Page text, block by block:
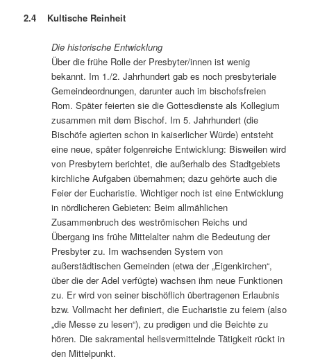
2.4 Kultische Reinheit
Die historische Entwicklung
Über die frühe Rolle der Presbyter/innen ist wenig
bekannt. Im 1./2. Jahrhundert gab es noch presbyteriale
Gemeindeordnungen, darunter auch im bischofsfreien
Rom. Später feierten sie die Gottesdienste als Kollegium
zusammen mit dem Bischof. Im 5. Jahrhundert (die
Bischöfe agierten schon in kaiserlicher Würde) entsteht
eine neue, später folgenreiche Entwicklung: Bisweilen wird
von Presbytern berichtet, die außerhalb des Stadtgebiets
kirchliche Aufgaben übernahmen; dazu gehörte auch die
Feier der Eucharistie. Wichtiger noch ist eine Entwicklung
in nördlicheren Gebieten: Beim allmählichen
Zusammenbruch des weströmischen Reichs und
Übergang ins frühe Mittelalter nahm die Bedeutung der
Presbyter zu. Im wachsenden System von
außerstädtischen Gemeinden (etwa der „Eigenkirchen“,
über die der Adel verfügte) wachsen ihm neue Funktionen
zu. Er wird von seiner bischöflich übertragenen Erlaubnis
bzw. Vollmacht her definiert, die Eucharistie zu feiern (also
„die Messe zu lesen“), zu predigen und die Beichte zu
hören. Die sakramental heilsvermittelnde Tätigkeit rückt in
den Mittelpunkt.